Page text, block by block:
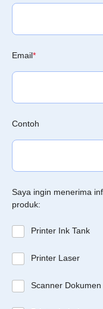
Email*
Contoh
Saya ingin menerima
produk:
Printer Ink Tank
Printer Laser
Scanner Dokumen